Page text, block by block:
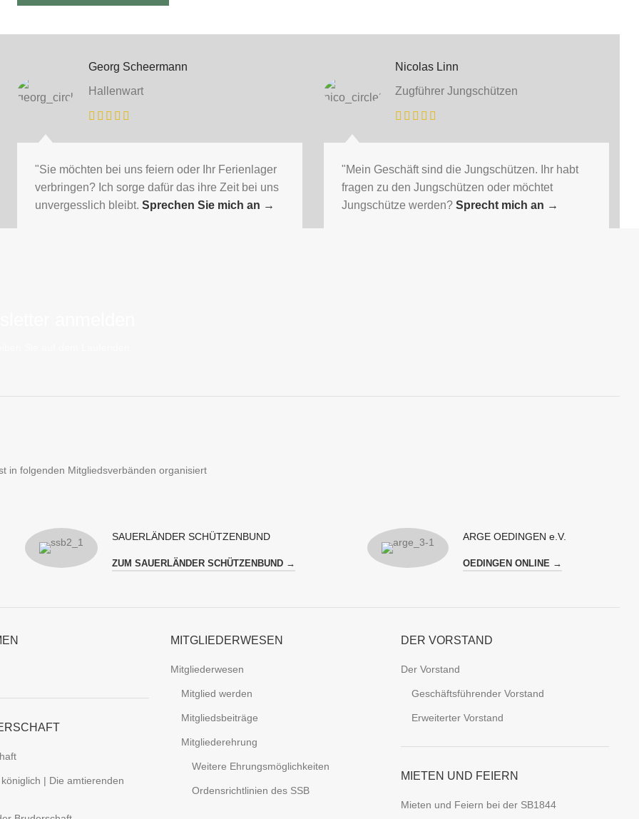
Georg Scheermann
Hallenwart
"Sie möchten bei uns feiern oder Ihr Ferienlager
verbringen? Ich sorge dafür das ihre Zeit bei uns
unvergesslich bleibt. Sprechen Sie mich an →
Nicolas Linn
Zugführer Jungschützen
"Mein Geschäft sind die Jungschützen. Ihr habt
fragen zu den Jungschützen oder möchtet
Jungschütze werden? Sprecht mich an →
in folgenden Mitgliedsverbänden organisiert
SAUERLÄNDER SCHÜTZENBUND
ZUM SAUERLÄNDER SCHÜTZENBUND →
ARGE OEDINGEN e.V.
OEDINGEN ONLINE →
| Die amtierenden
MITGLIEDERWESEN
Mitgliederwesen
Mitglied werden
Mitgliedsbeiträge
Mitgliederehrung
Weitere Ehrungsmöglichkeiten
Ordensrichtlinien des SSB
DER VORSTAND
Der Vorstand
Geschäftsführender Vorstand
Erweiterter Vorstand
MIETEN UND FEIERN
Mieten und Feiern bei der SB1844